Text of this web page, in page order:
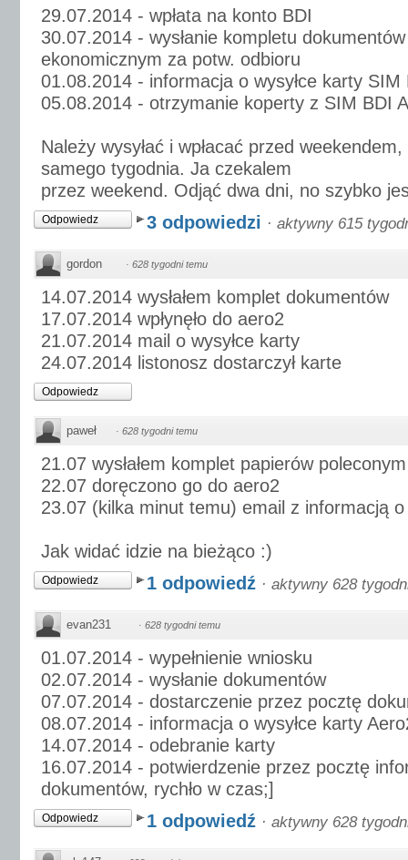
29.07.2014 - wpłata na konto BDI
30.07.2014 - wysłanie kompletu
ekonomicznym za potw. odbioru
01.08.2014 - informacja o wysyłce karty SIM
05.08.2014 - otrzymanie koperty z SIM BDI
Należy wysyłać i wpłacać przed
samego tygodnia. Ja czekalem
przez weekend. Odjąć dwa dni, no szybko
Odpowiedz 3 odpowiedzi · aktywny 615
gordon · 628 tygodni temu
14.07.2014 wysłałem komplet dokumentów
17.07.2014 wpłynęło do aero2
21.07.2014 mail o wysyłce karty
24.07.2014 listonosz dostarczył karte
Odpowiedz
paweł · 628 tygodni temu
21.07 wysłałem komplet papierów poleconym
22.07 doręczono go do aero2
23.07 (kilka minut temu) email z informacją o
Jak widać idzie na bieżąco :)
Odpowiedz 1 odpowiedź · aktywny 628
evan231 · 628 tygodni temu
01.07.2014 - wypełnienie wniosku
02.07.2014 - wysłanie dokumentów
07.07.2014 - dostarczenie przez pocztę
08.07.2014 - informacja o wysyłce karty
14.07.2014 - odebranie karty
16.07.2014 - potwierdzenie przez pocztę
dokumentów, rychło w czas;]
Odpowiedz 1 odpowiedź · aktywny 628